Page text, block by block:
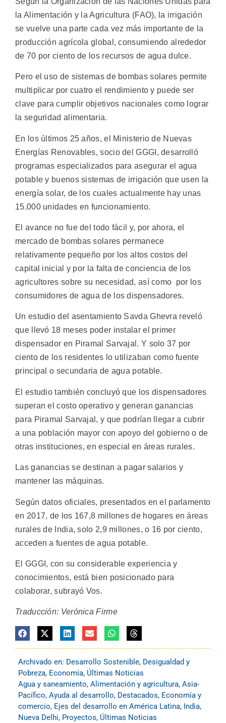
la Alimentación y la Agricultura (FAO), la irrigación
se vuelve una parte cada vez más importante de la
producción agrícola global, consumiendo alrededor
de 70 por ciento de los recursos de agua dulce.
Pero el uso de sistemas de bombas solares permite
multiplicar por cuatro el rendimiento y puede ser
clave para cumplir objetivos nacionales como lograr
la seguridad alimentaria.
En los últimos 25 años, el Ministerio de Nuevas
Energías Renovables, socio del GGGI, desarrolló
programas especializados para asegurar el agua
potable y buenos sistemas de irrigación que usen la
energía solar, de los cuales actualmente hay unas
15.000 unidades en funcionamiento.
El avance no fue del todo fácil y, por ahora, el
mercado de bombas solares permanece
relativamente pequeño por los altos costos del
capital inicial y por la falta de conciencia de los
agricultores sobre su necesidad, así como por los
consumidores de agua de los dispensadores.
Un estudio del asentamiento Savda Ghevra reveló
que llevó 18 meses poder instalar el primer
dispensador en Piramal Sarvajal. Y solo 37 por
ciento de los residentes lo utilizaban como fuente
principal o secundaria de agua potable.
El estudio también concluyó que los dispensadores
superan el costo operativo y generan ganancias
para Piramal Sarvajal, y que podrían llegar a cubrir
a una población mayor con apoyo del gobierno o de
otras instituciones, en especial en áreas rurales.
Las ganancias se destinan a pagar salarios y
mantener las máquinas.
Según datos oficiales, presentados en el parlamento
en 2017, de los 167,8 millones de hogares en áreas
rurales de India, solo 2,9 millones, o 16 por ciento,
acceden a fuentes de agua potable.
El GGGI, con su considerable experiencia y
conocimientos, está bien posicionado para
colaborar, subrayó Vos.
Traducción: Verónica Firme
Archivado en: Desarrollo Sostenible, Desigualdad y
Pobreza, Economía, Últimas Noticias
Agua y saneamiento, Alimentación y agricultura, Asia-
Pacífico, Ayuda al desarrollo, Destacados, Economía y
comercio, Ejes del desarrollo en América Latina, India,
Nueva Delhi, Proyectos, Últimas Noticias